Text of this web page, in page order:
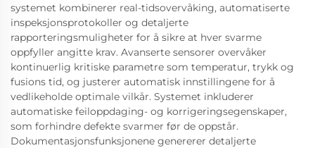
systemet kombinerer real-tidsovervåking, automatiserte
inspeksjonsprotokoller og detaljerte
rapporteringsmuligheter for å sikre at hver svarme
oppfyller angitte krav. Avanserte sensorer overvåker
kontinuerlig kritiske parametre som temperatur, trykk og
fusions tid, og justerer automatisk innstillingene for å
vedlikeholde optimale vilkår. Systemet inkluderer
automatiske feiloppdaging- og korrigeringsegenskaper,
som forhindre defekte svarmer før de oppstår.
Dokumentasjonsfunksjonene genererer detaljerte